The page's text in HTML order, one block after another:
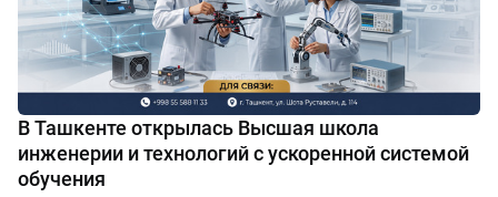
В Ташкенте открылась Высшая школа
инженерии и технологий с ускоренной системой
обучения